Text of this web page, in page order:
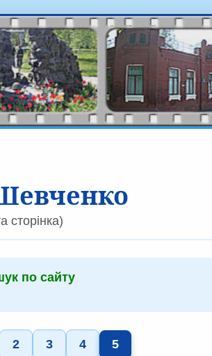
сторінка)
по сайту
2 3 4 5